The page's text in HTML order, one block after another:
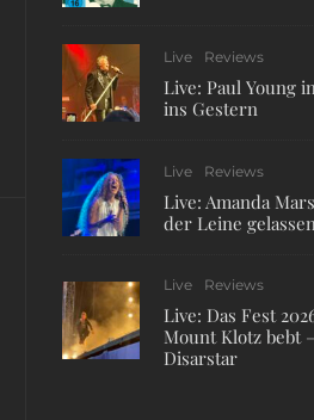
Live Reviews
Live: Paul Young
ins Gestern
Live Reviews
Live: Amanda
der Leine
Live Reviews
Live: Das Fest
Mount Klotz bebt
Disarstar